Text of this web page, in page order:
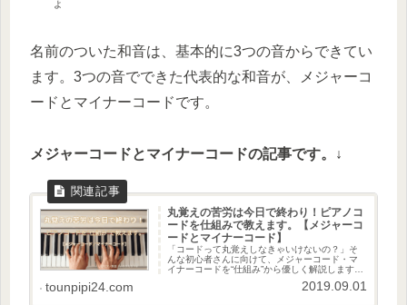
よ
名前のついた和音は、基本的に3つの音からできてい
ます。3つの音でできた代表的な和音が、メジャーコ
ードとマイナーコードです。
メジャーコードとマイナーコードの記事です。↓
丸覚えの苦労は今日で終わり！ピアノコ
ードを仕組みで教えます。【メジャーコ
ードとマイナーコード】
「コードって丸覚えしなきゃいけないの？」そ
んな初心者さんに向けて、メジャーコード・マ
イナーコードを“仕組み”から優しく解説します。
tounpipi24.com 2019.09.01